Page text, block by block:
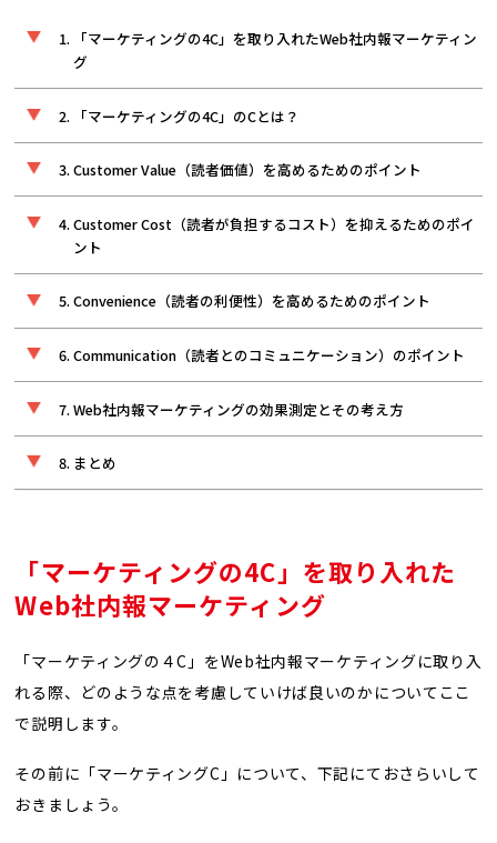
「マーケティングの4C」を取り入れたWeb社内報マーケティン
グ
「マーケティングの4C」のCとは？
Customer Value（読者価値）を高めるためのポイント
Customer Cost（読者が負担するコスト）を抑えるためのポイ
ント
Convenience（読者の利便性）を高めるためのポイント
Communication（読者とのコミュニケーション）のポイント
Web社内報マーケティングの効果測定とその考え方
まとめ
「マーケティングの4C」を取り入れた
Web社内報マーケティング
「マーケティングの４C」をWeb社内報マーケティングに取り入
れる際、どのような点を考慮していけば良いのかについてここ
で説明します。
その前に「マーケティングC」について、下記にておさらいして
おきましょう。